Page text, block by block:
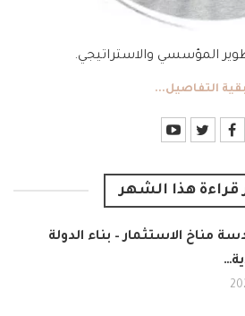
المؤسسي والاستراتيجي.
بقية التفاصيل...
قراءة هذا الشهر
مناخ الاستثمار – بناء الدولة